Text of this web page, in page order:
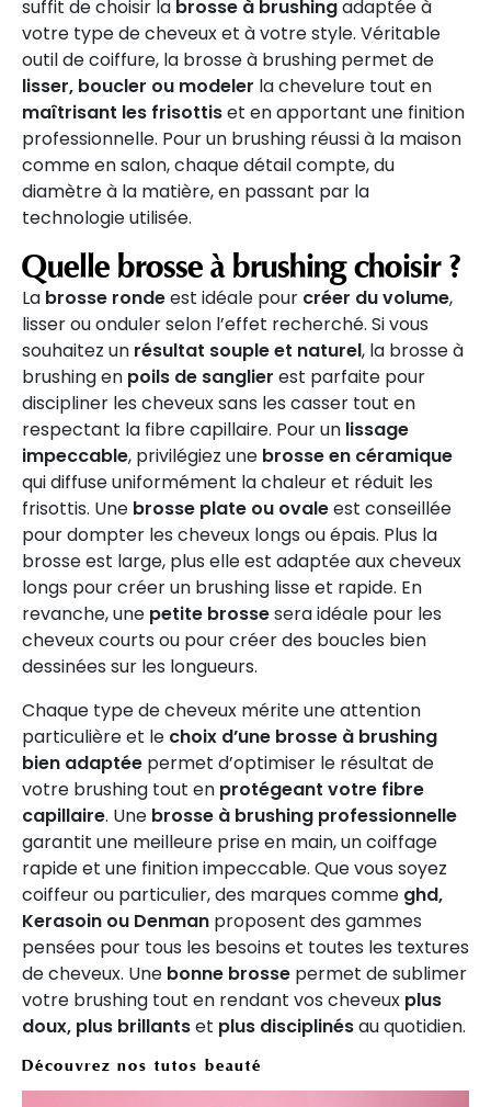
suffit de choisir la brosse à brushingadaptée à
votre type de cheveux et à votre style. Véritable
outil de coiffure, la brosse à brushing permet de
lisser, boucler ou modeler la chevelure tout en
maîtrisant les frisottiset en apportant une finition
professionnelle. Pour un brushing réussi à la maison
comme en salon, chaque détail compte, du
diamètre à la matière, en passant par la
technologie utilisée.
Quelle brosse à brushing choisir ?
La brosse rondeest idéale pour créer du volume,
lisser ou onduler selon l’effet recherché. Si vous
souhaitez un résultat souple et naturel, la brosse à
brushing en poils de sanglier est parfaite pour
discipliner les cheveux sans les casser tout en
respectant la fibre capillaire. Pour un lissage
impeccable, privilégiez une brosse en céramique
qui diffuse uniformément la chaleur et réduit les
frisottis. Une brosse plate ou ovaleest conseillée
pour dompter les cheveux longs ou épais. Plus la
brosse est large, plus elle est adaptée aux cheveux
longs pour créer un brushing lisse et rapide. En
revanche, une petite brossesera idéale pour les
cheveux courts ou pour créer des boucles bien
dessinées sur les longueurs.
Chaque type de cheveux mérite une attention
particulière et le choix d’une brosse à brushing
bien adaptée permet d’optimiser le résultat de
votre brushing tout en protégeant votre fibre
capillaire. Une brosse à brushing professionnelle
garantit une meilleure prise en main, un coiffage
rapide et une finition impeccable. Que vous soyez
coiffeur ou particulier, des marques comme ghd,
Kerasoin ou Denman proposent des gammes
pensées pour tous les besoins et toutes les textures
de cheveux. Une bonne brosse permet de sublimer
votre brushing tout en rendant vos cheveux plus
doux, plus brillantset plus disciplinésau quotidien.
Découvrez nos tutos beauté